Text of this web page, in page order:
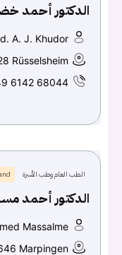
الدكتور أحمد
A. J. Khudor
Rüsselsheim
6142 68044
الطب العام وطب الأسرة
الدكتور أحمد
Massalme
Marpingen